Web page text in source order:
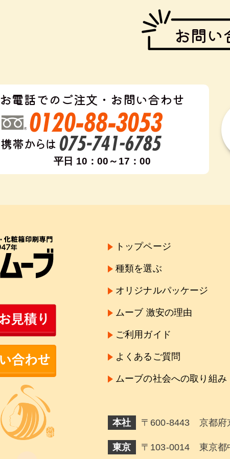
お問い
お電話でのご注文・お問い合わせ
平日 10：00～17：00
トップページ
種類を選ぶ
オリジナルパッケージ
ムーブ 激安の理由
ご利用ガイド
よくあるご質問
ムーブの社会への取り組み
本社 〒600-8443 京都府
東京 〒103-0014 東京都